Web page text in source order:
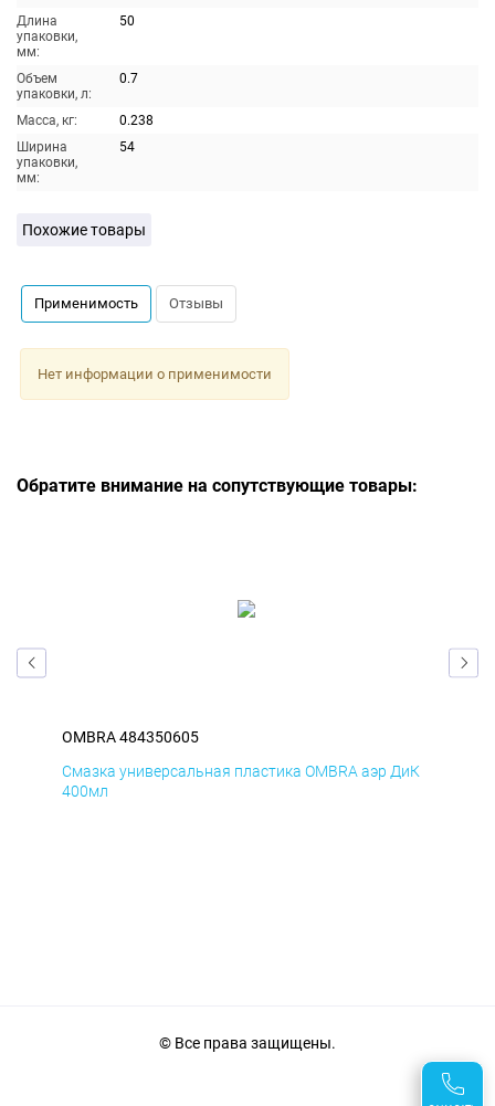
Длина
упаковки,
мм:
50
Объем
упаковки, л:
0.7
Масса, кг:
0.238
Ширина
упаковки,
мм:
54
Похожие товары
Применимость Отзывы
Нет информации о применимости
Обратите внимание на сопутствующие товары:
OMBRA 484350605
Смазка универсальная пластика OMBRA аэр ДиК
400мл
© Все права защищены.